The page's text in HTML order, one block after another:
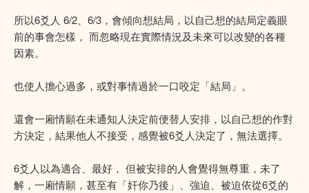
所以6爻人 6/2、6/3，會傾向想結局，以自己想的結局定義眼
前的事會怎樣， 而忽略現在實際情況及未來可以改變的各種
因素。
也使人擔心過多，或對事情過於一口咬定「結局」。
還會一廂情願在未通知人決定前便替人安排，以自己想的作對
方決定，結果他人不接受，感覺被6爻人決定了，無法選擇。
6爻人以為適合、最好， 但被安排的人會覺得無尊重，未了
解，一廂情願，甚至有「奸你乃後」、強迫、被迫依從6爻的